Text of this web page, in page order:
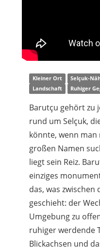
Kleiner Ort Selçuk-
Landschaft
Ruhiger
Barutçu gehört zu
rund um Selçuk,
könnte, wenn
großen Namen
liegt sein Reiz.
einziges
das, was
geschieht: der
Umgebung zu
ruhiger werdende
Blickachsen und